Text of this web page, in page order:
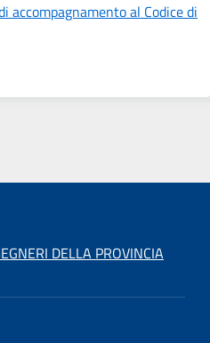
accompagnamento al Codice di
DELLA PROVINCIA